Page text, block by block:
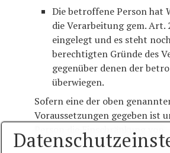
Die betroffene Person hat
die Verarbeitung gem. Art.
eingelegt und es steht
berechtigten Gründe des
gegenüber denen der
überwiegen.
Sofern eine der oben
Voraussetzungen gegeben ist
Person die Einschränkung von
personenbezogenen Daten, die